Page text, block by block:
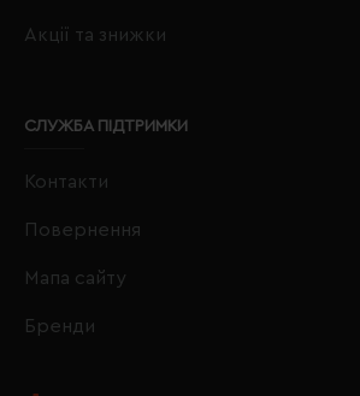
Акції та знижки
СЛУЖБА ПІДТРИМКИ
Контакти
Повернення
Мапа сайту
Бренди